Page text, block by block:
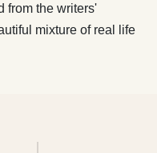
from the writers'
mixture of real life